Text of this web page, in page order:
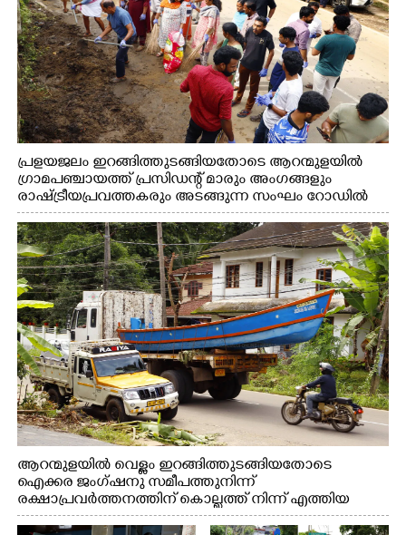
പ്രളയജലം ഇറങ്ങിത്തുടങ്ങിയതോടെ ആറന്മുളയിൽ
ഗ്രാമപഞ്ചായത്ത് പ്രസിഡന്റ് മാരും അംഗങ്ങളും
രാഷ്ട്രീയപ്രവത്തകരും അടങ്ങുന്ന സംഘം റോഡിൽ
അടിഞ്ഞ് കൂടിയ ചെളിയും മണ്ണും മറ്റ് മാലിന്യങ്ങളും
നീക്കം ചെയ്യുന്നു.
ആറന്മുളയിൽ വെള്ളം ഇറങ്ങിത്തുടങ്ങിയതോടെ
ഐക്കര ജംഗ്ഷനു സമീപത്തുനിന്ന്
രക്ഷാപ്രവർത്തനത്തിന് കൊല്ലത്ത് നിന്ന് എത്തിയ
ബോട്ടുകൾ തിരികെക്കൊണ്ടുപോകുന്നു.